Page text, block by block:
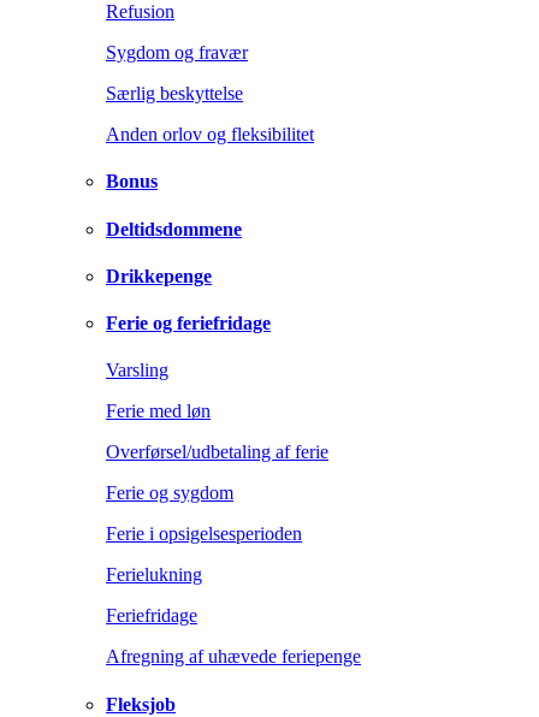
Refusion
Sygdom og fravær
Særlig beskyttelse
Anden orlov og fleksibilitet
Bonus
Deltidsdommene
Drikkepenge
Ferie og feriefridage
Varsling
Ferie med løn
Overførsel/udbetaling af ferie
Ferie og sygdom
Ferie i opsigelsesperioden
Ferielukning
Feriefridage
Afregning af uhævede feriepenge
Fleksjob